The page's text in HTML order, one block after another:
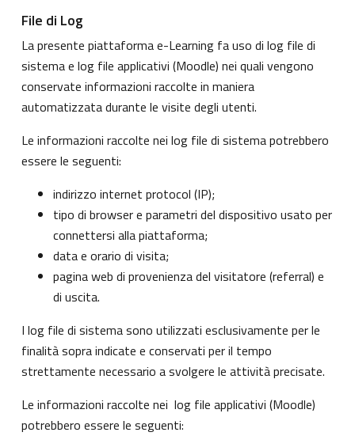
File di Log
La presente piattaforma e-Learning fa uso di log file di
sistema e log file applicativi (Moodle) nei quali vengono
conservate informazioni raccolte in maniera
automatizzata durante le visite degli utenti.
Le informazioni raccolte nei log file di sistema potrebbero
essere le seguenti:
indirizzo internet protocol (IP);
tipo di browser e parametri del dispositivo usato per
connettersi alla piattaforma;
data e orario di visita;
pagina web di provenienza del visitatore (referral) e
di uscita.
I log file di sistema sono utilizzati esclusivamente per le
finalità sopra indicate e conservati per il tempo
strettamente necessario a svolgere le attività precisate.
Le informazioni raccolte nei log file applicativi (Moodle)
potrebbero essere le seguenti: